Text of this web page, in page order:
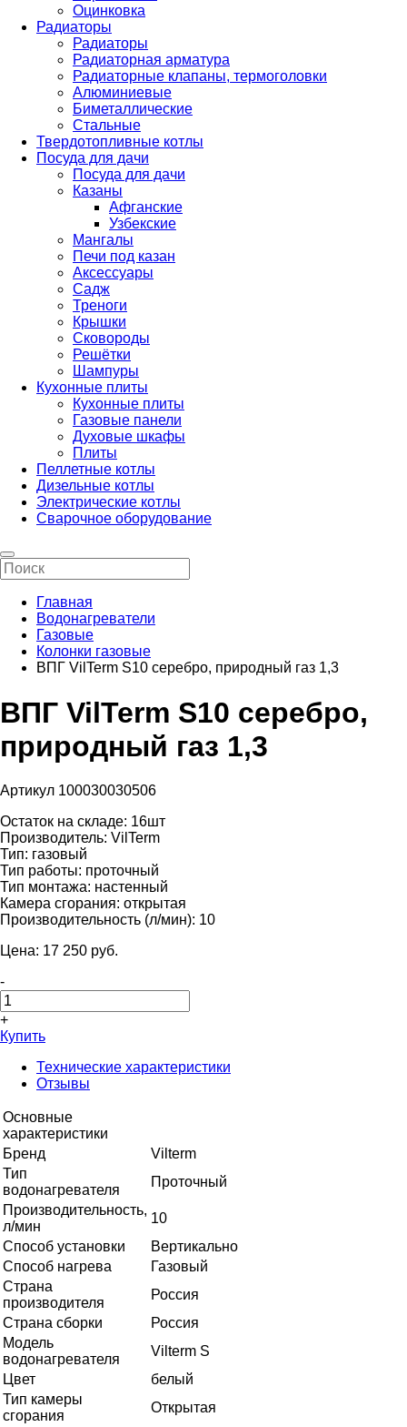
Оцинковка
Радиаторы
Радиаторы
Радиаторная арматура
Радиаторные клапаны, термоголовки
Алюминиевые
Биметаллические
Стальные
Твердотопливные котлы
Посуда для дачи
Посуда для дачи
Казаны
Афганские
Узбекские
Мангалы
Печи под казан
Аксессуары
Садж
Треноги
Крышки
Сковороды
Решётки
Шампуры
Кухонные плиты
Кухонные плиты
Газовые панели
Духовые шкафы
Плиты
Пеллетные котлы
Дизельные котлы
Электрические котлы
Сварочное оборудование
Главная
Водонагреватели
Газовые
Колонки газовые
ВПГ VilTerm S10 серебро, природный газ 1,3
ВПГ VilTerm S10 серебро,
природный газ 1,3
Артикул 100030030506
Остаток на складе: 16шт
Производитель: VilTerm
Тип: газовый
Тип работы: проточный
Тип монтажа: настенный
Камера сгорания: открытая
Производительность (л/мин): 10
Цена: 17 250 pуб.
-
+
Купить
Технические характеристики
Отзывы
Основные
характеристики
Бренд
Vilterm
Тип
водонагревателя
Проточный
Производительность,
л/мин
10
Способ установки
Вертикально
Способ нагрева
Газовый
Страна
производителя
Россия
Страна сборки
Россия
Модель
водонагревателя
Vilterm S
Цвет
белый
Тип камеры
сгорания
Открытая